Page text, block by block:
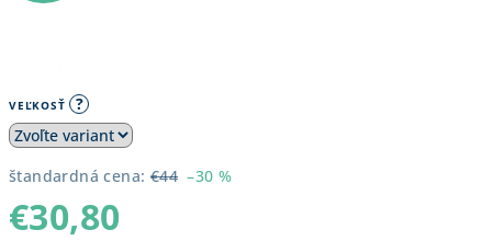
VEĽKOSŤ ?
štandardná cena: €44 –30 %
€30,80